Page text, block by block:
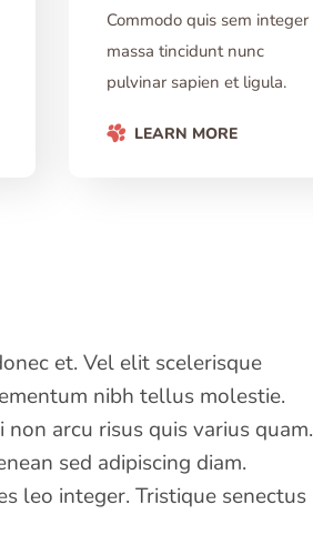
Commodo quis sem integer
massa tincidunt nunc
pulvinar sapien et ligula.
LEARN MORE
et. Vel elit scelerisque
nibh tellus molestie.
arcu risus quis varius quam.
sed adipiscing diam.
leo integer. Tristique senectus